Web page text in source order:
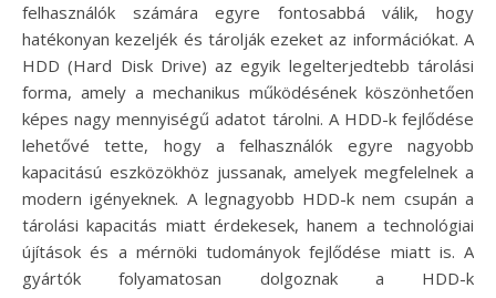
felhasználók számára egyre fontosabbá válik, hogy
hatékonyan kezeljék és tárolják ezeket az információkat. A
HDD (Hard Disk Drive) az egyik legelterjedtebb tárolási
forma, amely a mechanikus működésének köszönhetően
képes nagy mennyiségű adatot tárolni. A HDD-k fejlődése
lehetővé tette, hogy a felhasználók egyre nagyobb
kapacitású eszközökhöz jussanak, amelyek megfelelnek a
modern igényeknek. A legnagyobb HDD-k nem csupán a
tárolási kapacitás miatt érdekesek, hanem a technológiai
újítások és a mérnöki tudományok fejlődése miatt is. A
gyártók folyamatosan dolgoznak a HDD-k